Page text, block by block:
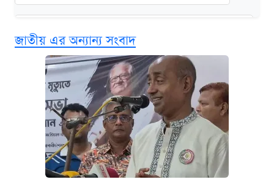
খান
কবে শুরু হচ্ছে ঢাবির ভর্তি আবেদন, জানাল কর্তৃপক্ষ
এক ক্লিকে জেনে নিন আইফোন ১৮ প্রো ম্যাক্সের
দাম ও ফিচার
আজকের বাজারে স্বর্ণের দাম (৪ আগস্ট)
জাতীয় এর অন্যান্য সংবাদ